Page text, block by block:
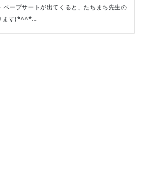
ペープサートが出てくると、たちまち先生の
ます(*^^*…